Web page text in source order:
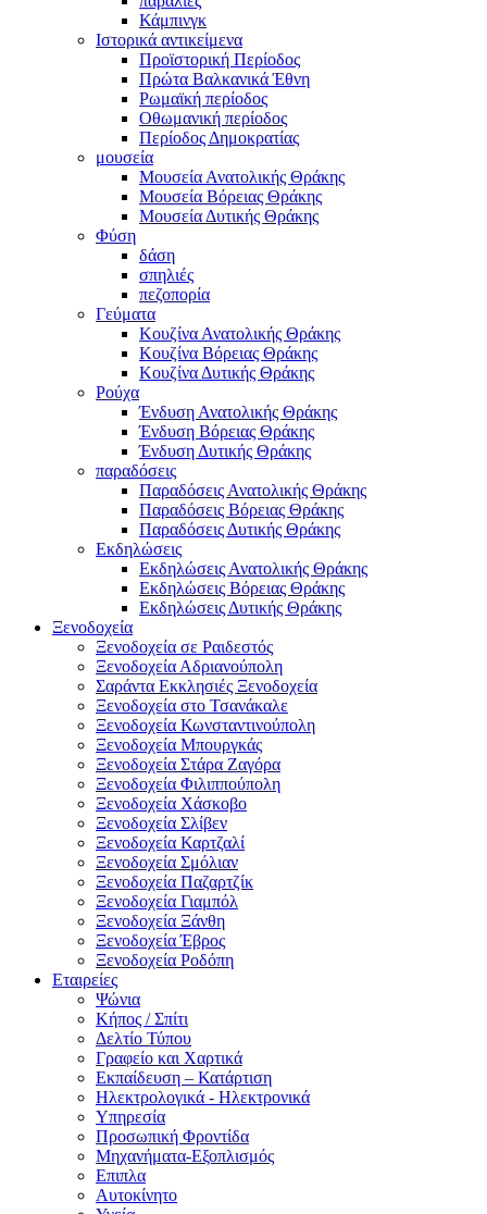
Κάμπινγκ
Ιστορικά αντικείμενα
Προϊστορική Περίοδος
Πρώτα Βαλκανικά Έθνη
Ρωμαϊκή περίοδος
Οθωμανική περίοδος
Περίοδος Δημοκρατίας
μουσεία
Μουσεία Ανατολικής Θράκης
Μουσεία Βόρειας Θράκης
Μουσεία Δυτικής Θράκης
Φύση
δάση
σπηλιές
πεζοπορία
Γεύματα
Κουζίνα Ανατολικής Θράκης
Κουζίνα Βόρειας Θράκης
Κουζίνα Δυτικής Θράκης
Ρούχα
Ένδυση Ανατολικής Θράκης
Ένδυση Βόρειας Θράκης
Ένδυση Δυτικής Θράκης
παραδόσεις
Παραδόσεις Ανατολικής Θράκης
Παραδόσεις Βόρειας Θράκης
Παραδόσεις Δυτικής Θράκης
Εκδηλώσεις
Εκδηλώσεις Ανατολικής Θράκης
Εκδηλώσεις Βόρειας Θράκης
Εκδηλώσεις Δυτικής Θράκης
Ξενοδοχεία
Ξενοδοχεία σε Ραιδεστός
Ξενοδοχεία Αδριανούπολη
Σαράντα Εκκλησιές Ξενοδοχεία
Ξενοδοχεία στο Τσανάκαλε
Ξενοδοχεία Κωνσταντινούπολη
Ξενοδοχεία Μπουργκάς
Ξενοδοχεία Στάρα Ζαγόρα
Ξενοδοχεία Φιλιππούπολη
Ξενοδοχεία Χάσκοβο
Ξενοδοχεία Σλίβεν
Ξενοδοχεία Καρτζαλί
Ξενοδοχεία Σμόλιαν
Ξενοδοχεία Παζαρτζίκ
Ξενοδοχεία Γιαμπόλ
Ξενοδοχεία Ξάνθη
Ξενοδοχεία Έβρος
Ξενοδοχεία Ροδόπη
Εταιρείες
Ψώνια
Κήπος / Σπίτι
Δελτίο Τύπου
Γραφείο και Χαρτικά
Εκπαίδευση – Κατάρτιση
Ηλεκτρολογικά - Ηλεκτρονικά
Υπηρεσία
Προσωπική Φροντίδα
Μηχανήματα-Εξοπλισμός
Επιπλα
Αυτοκίνητο